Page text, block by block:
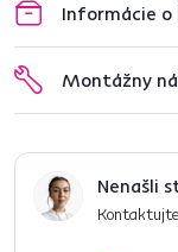
Informácie o
Montážny
Nenašli